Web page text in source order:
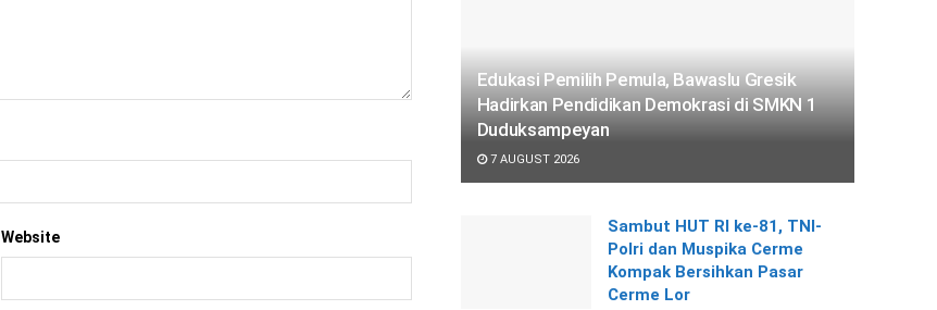
Website
Edukasi Pemilih Pemula, Bawaslu Gresik
Hadirkan Pendidikan Demokrasi di SMKN 1
Duduksampeyan
7 AUGUST 2026
Sambut HUT RI ke-81, TNI-
Polri dan Muspika Cerme
Kompak Bersihkan Pasar
Cerme Lor